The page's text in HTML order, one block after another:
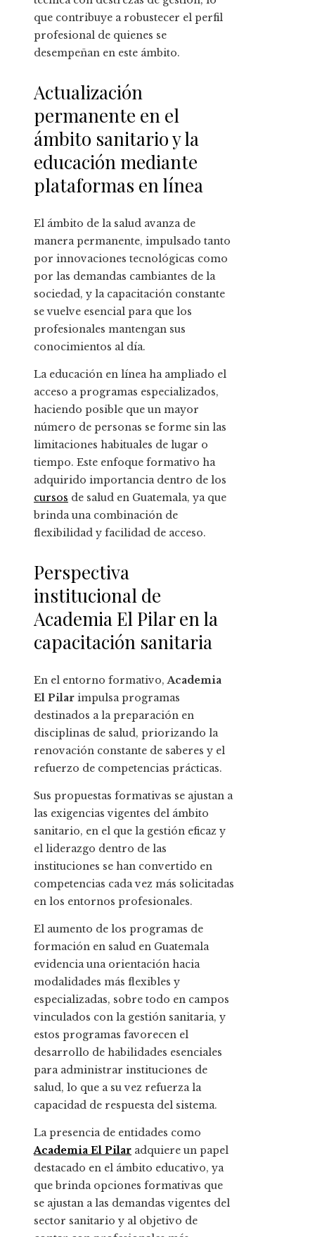
que contribuye a robustecer el perfil
profesional de quienes se
desempeñan en este ámbito.
Actualización
permanente en el
ámbito sanitario y la
educación mediante
plataformas en línea
El ámbito de la salud avanza de
manera permanente, impulsado tanto
por innovaciones tecnológicas como
por las demandas cambiantes de la
sociedad, y la capacitación constante
se vuelve esencial para que los
profesionales mantengan sus
conocimientos al día.
La educación en línea ha ampliado el
acceso a programas especializados,
haciendo posible que un mayor
número de personas se forme sin las
limitaciones habituales de lugar o
tiempo. Este enfoque formativo ha
adquirido importancia dentro de los
cursos de salud en Guatemala, ya que
brinda una combinación de
flexibilidad y facilidad de acceso.
Perspectiva
institucional de
Academia El Pilar en la
capacitación sanitaria
En el entorno formativo,Academia
El Pilar impulsa programas
destinados a la preparación en
disciplinas de salud, priorizando la
renovación constante de saberes y el
refuerzo de competencias prácticas.
Sus propuestas formativas se ajustan a
las exigencias vigentes del ámbito
sanitario, en el que la gestión eficaz y
el liderazgo dentro de las
instituciones se han convertido en
competencias cada vez más solicitadas
en los entornos profesionales.
El aumento de los programas de
formación en salud en Guatemala
evidencia una orientación hacia
modalidades más flexibles y
especializadas, sobre todo en campos
vinculados con la gestión sanitaria, y
estos programas favorecen el
desarrollo de habilidades esenciales
para administrar instituciones de
salud, lo que a su vez refuerza la
capacidad de respuesta del sistema.
La presencia de entidades como
Academia El Pilar adquiere un papel
destacado en el ámbito educativo, ya
que brinda opciones formativas que
se ajustan a las demandas vigentes del
sector sanitario y al objetivo de